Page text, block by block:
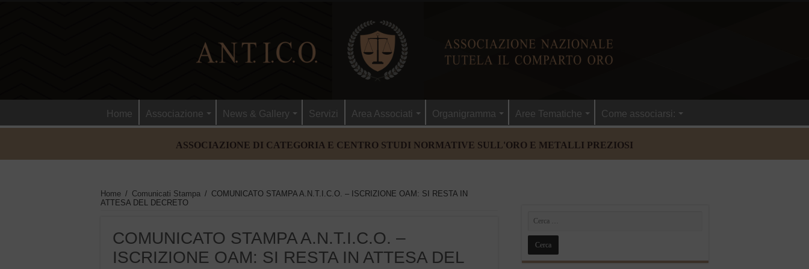
Home Associazione News & Gallery Servizi Area Associati Organigramma Aree Tematiche Come associarsi:
ASSOCIAZIONE DI CATEGORIA E CENTRO STUDI NORMATIVE SULL'ORO E METALLI PREZIOSI
Home / Comunicati Stampa / COMUNICATO STAMPA A.N.T.I.C.O. – ISCRIZIONE OAM: SI RESTA IN
ATTESA DEL DECRETO
COMUNICATO STAMPA A.N.T.I.C.O. –
ISCRIZIONE OAM: SI RESTA IN ATTESA DEL